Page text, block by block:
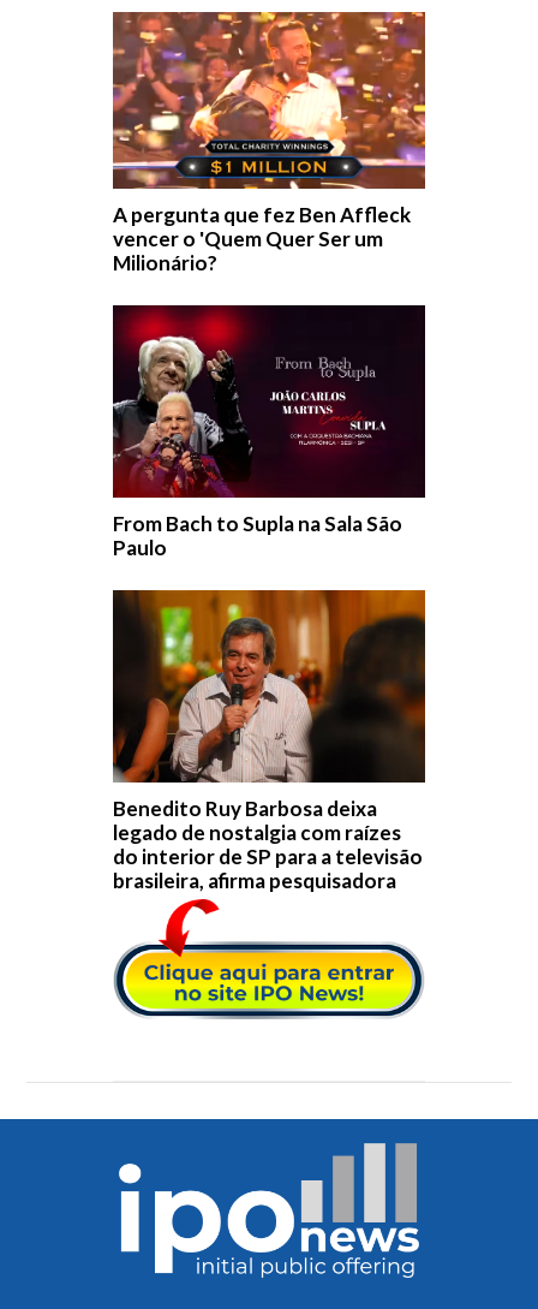
A pergunta que fez Ben Affleck
vencer o 'Quem Quer Ser um
Milionário?
From Bach to Supla na Sala São
Paulo
Benedito Ruy Barbosa deixa
legado de nostalgia com raízes
do interior de SP para a televisão
brasileira, afirma pesquisadora